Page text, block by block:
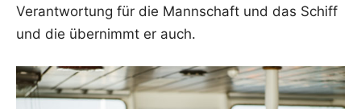
Ver­ant­wor­tung für die Mann­schaft und das Schiff
und die über­nimmt er auch.